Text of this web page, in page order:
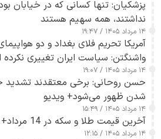
پزشکیان: تنها کسانی که در خیابان
نداشتند، همه سهیم هستند
۱۴ مرداد ۱۴۰۵ / ۱۹:۴۷
آمریکا تحریم فلای بغداد و دو
واشنگتن: سیاست ایران تغییری
۱۴ مرداد ۱۴۰۵ / ۱۹:۰۷
حسن روحانی: برخی معتقدند تشدید
شدن ظهور می‌شود+ ویدیو
۱۴ مرداد ۱۴۰۵ / ۱۵:۴۹
آخرین قیمت طلا و سکه در 14 مرداد+ جدول
۱۴ مرداد ۱۴۰۵ / ۱۲:۱۵